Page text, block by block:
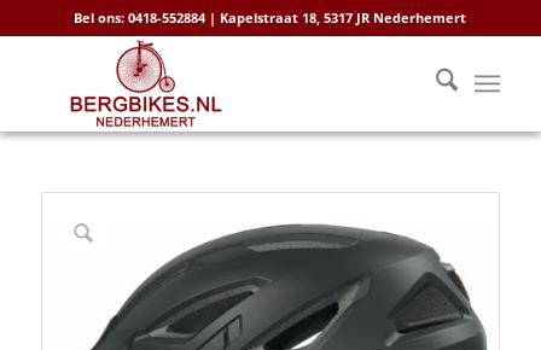
Bel ons: 0418-552884 | Kapelstraat 18, 5317 JR Nederhemert